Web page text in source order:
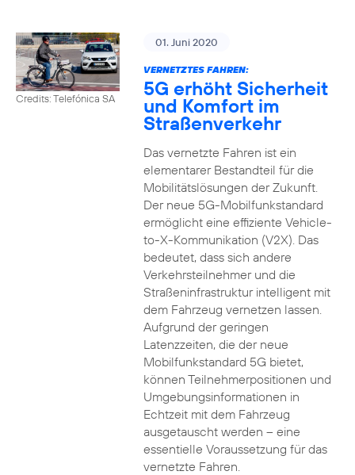
Credits: Telefónica SA
01. Juni 2020
VERNETZTES FAHREN:
5G erhöht Sicherheit
und Komfort im
Straßenverkehr
Das vernetzte Fahren ist ein
elementarer Bestandteil für die
Mobilitätslösungen der Zukunft.
Der neue 5G-Mobilfunkstandard
ermöglicht eine effiziente Vehicle-
to-X-Kommunikation (V2X). Das
bedeutet, dass sich andere
Verkehrsteilnehmer und die
Straßeninfrastruktur intelligent mit
dem Fahrzeug vernetzen lassen.
Aufgrund der geringen
Latenzzeiten, die der neue
Mobilfunkstandard 5G bietet,
können Teilnehmerpositionen und
Umgebungsinformationen in
Echtzeit mit dem Fahrzeug
ausgetauscht werden – eine
essentielle Voraussetzung für das
vernetzte Fahren.